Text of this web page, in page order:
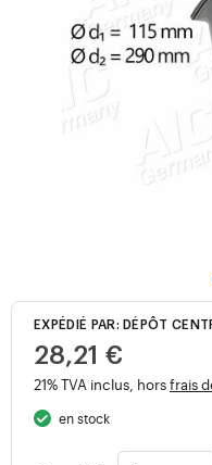
EXPÉDIÉ PAR: DÉPÔT
28,21 €
21% TVA inclus, horsfrais
en stock